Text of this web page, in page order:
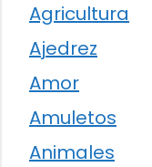
Agricultura
Ajedrez
Amor
Amuletos
Animales